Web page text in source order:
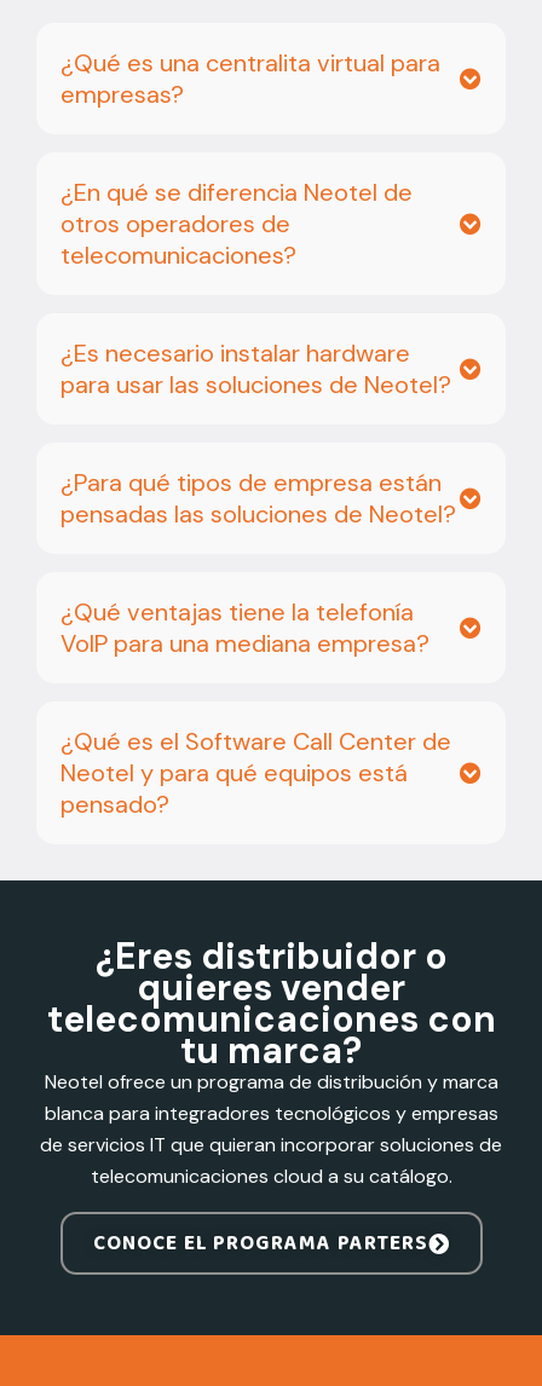
¿Qué es una centralita virtual para
empresas?
¿En qué se diferencia Neotel de
otros operadores de
telecomunicaciones?
¿Es necesario instalar hardware
para usar las soluciones de Neotel?
¿Para qué tipos de empresa están
pensadas las soluciones de Neotel?
¿Qué ventajas tiene la telefonía
VoIP para una mediana empresa?
¿Qué es el Software Call Center de
Neotel y para qué equipos está
pensado?
¿Eres distribuidor o
quieres vender
telecomunicaciones con
tu marca?
Neotel ofrece un programa de distribución y marca
blanca para integradores tecnológicos y empresas
de servicios IT que quieran incorporar soluciones de
telecomunicaciones cloud a su catálogo.
CONOCE EL PROGRAMA PARTERS